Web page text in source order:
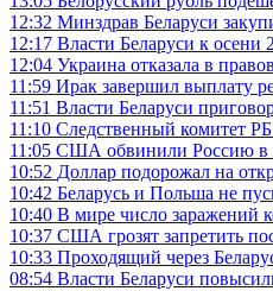
12:32 Минздрав Беларуси
12:17 Власти Беларуси к осени
12:04 Украина отказала в
11:59 Ирак завершил выплату
11:51 Власти Беларуси
11:10 Следственный комитет
11:05 США обвинили Россию в
10:52 Доллар подорожал на
10:42 Беларусь и Польша не
10:40 В мире число заражений
10:37 США грозят запретить
10:33 Проходящий через
08:54 Власти Беларуси